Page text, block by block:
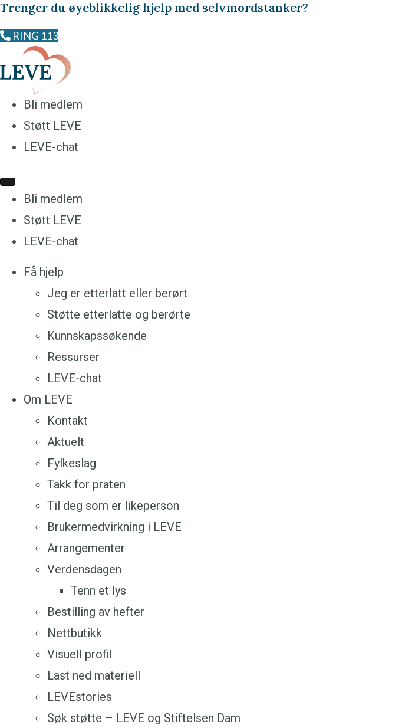
Trenger du øyeblikkelig hjelp med selvmordstanker?
RING 113
Bli medlem
Støtt LEVE
LEVE-chat
Bli medlem
Støtt LEVE
LEVE-chat
Få hjelp
Jeg er etterlatt eller berørt
Støtte etterlatte og berørte
Kunnskapssøkende
Ressurser
LEVE-chat
Om LEVE
Kontakt
Aktuelt
Fylkeslag
Takk for praten
Til deg som er likeperson
Brukermedvirkning i LEVE
Arrangementer
Verdensdagen
Tenn et lys
Bestilling av hefter
Nettbutikk
Visuell profil
Last ned materiell
LEVEstories
Søk støtte – LEVE og Stiftelsen Dam